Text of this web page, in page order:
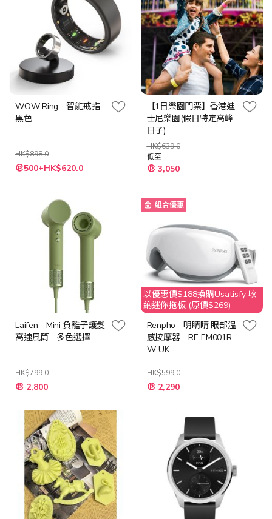
WOW Ring - 智能戒指 -
黑色
HK$898.0
500+HK$620.0
【1日樂園門票】香港迪
士尼樂園(假日特定高峰
日子)
HK$639.0
低至
3,050
Laifen - Mini 負離子護髮
高速風筒 - 多色選擇
HK$799.0
2,800
組合優惠
以優惠價$188換購Usatisfy 收
納迷你拖板 (原價$269)
Renpho - 明睛睛 眼部溫
感按摩器 - RF-EM001R-
W-UK
HK$599.0
特
殊 2,290